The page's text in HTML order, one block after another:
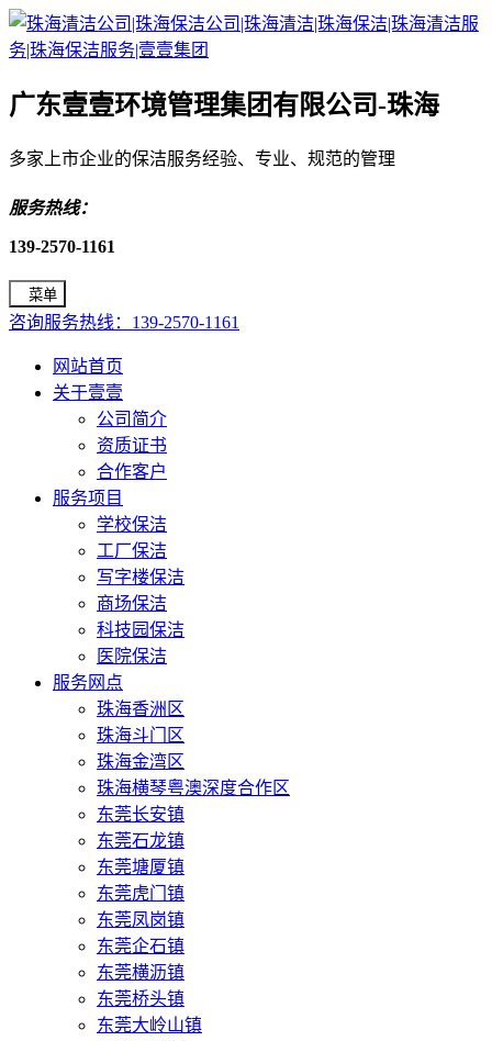
广东壹壹环境管理集团有限公司-珠海
多家上市企业的保洁服务经验、专业、规范的管理
服务热线：
139-2570-1161
菜单
咨询服务热线：139-2570-1161
网站首页
关于壹壹
公司简介
资质证书
合作客户
服务项目
学校保洁
工厂保洁
写字楼保洁
商场保洁
科技园保洁
医院保洁
服务网点
珠海香洲区
珠海斗门区
珠海金湾区
珠海横琴粤澳深度合作区
东莞长安镇
东莞石龙镇
东莞塘厦镇
东莞虎门镇
东莞凤岗镇
东莞企石镇
东莞横沥镇
东莞桥头镇
东莞大岭山镇